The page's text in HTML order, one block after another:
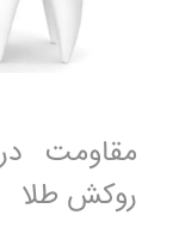
مقاومت
روکش طلا